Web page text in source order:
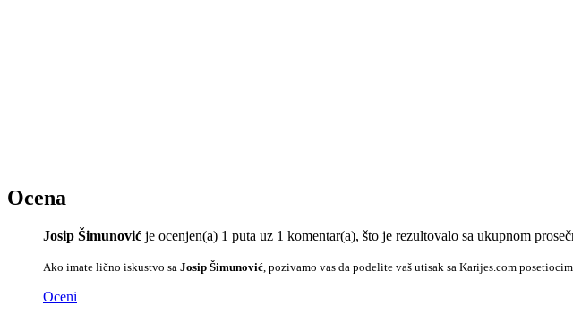
Ocena
Josip Šimunović je ocenjen(a) 1 puta uz 1 komentar(a), što je rezultovalo sa ukupnom
Ako imate lično iskustvo sa Josip Šimunović , pozivamo vas da podelite vaš utisak sa Karijes.com
Oceni